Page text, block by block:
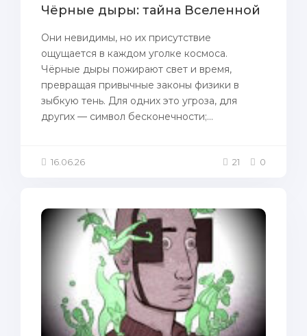
Чёрные дыры: тайна Вселенной
Они невидимы, но их присутствие
ощущается в каждом уголке космоса.
Чёрные дыры пожирают свет и время,
превращая привычные законы физики в
зыбкую тень. Для одних это угроза, для
других — символ бесконечности;...
16.06.26 21 0